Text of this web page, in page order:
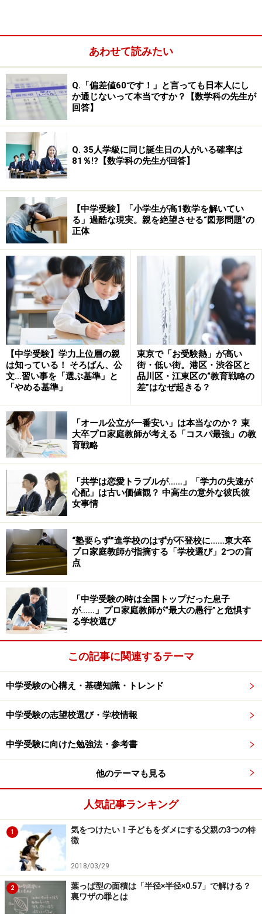
実物の入試問題で演習した方がいい理由
筆者が経営する千葉県柏市の塾では、毎年中学入試終了
後に各中学校（100校超）から入試問題を送付してもら
い、それらをデータベース化して教材を作成していま
す。
直近5年分程度は紙ベースでファイル保管し、難関中の
実物入試問題（首都圏御三家・有名中学、灘、ラ・サー
えています。
それらの国語問題の出典元をエクセルに入力し、そのリ
ストと実物の入試問題、そして声の教育社が出版してい
る過去30年分以上の過去問（赤本）、直近10年分の日能
研の銀本などを参考に国語の教材作成を行います。
小学6年生の塾生たちの秋の入試問題演習では、これら
実物入試問題のコピーを出力して入試本番と同じ環境で
演習してもらいます。下書きスペースのある・なしを確
認できるのは実物の入試問題だけであるため、12歳の子
どもが実物の入試問題で演習を行う効果は高いからで
2025年度の中学入試で最も出題された図書
12選
さて、前置きが長くなりましたが、本題に入ります。
弊塾の出典リストに基づいた2025年度入試の頻出作品は
以下の通りです。
※以下、エクセレントゼミナール調べ
1. 『わからない世界と向き合うために』（中屋敷均著 筑
摩書房 2024年2月刊）
わからない世界と向き合うために (ちくまプリマー新
書)
市川（1回）、甲陽学院（1日目）、東大寺学園、立教女
学院、鷗友学園（1回）、淑徳与野（2回）、跡見（特待
2回）、山脇（A）、高輪（A）、昭和秀英（1回）、茗溪
（2回）などで出題。
2. 『あの空の色がほしい』（蟹江杏著 河出書房新社
あわせて読みたい
Q.「偏差値60です！」と言っても日本人にし
か通じないって本当ですか？【数学科の先生が
回答】
Q. 35人学級に同じ誕生日の人がいる確率は
81％!?【数学科の先生が回答】
【中学受験】「小学生が高1数学を解いてい
る」過酷な現実。親を絶望させる“図形問題”の
正体
【中学受験】学力上位層の親
は知っている！ そろばん、公
文…習い事を「選ぶ基準」と
「やめる基準」
東京で「お受験熱」が高い
街・低い街。港区・渋谷区と
品川区・江東区の“教育戦略の
差”はなぜ起きる？
「オール公立が一番安い」は本当なのか？ 東
大卒プロ家庭教師が考える「コスパ最強」の教
育戦略
「共学は恋愛トラブルが……」「学力の失速が
心配」は古い価値観？ 中高生の意外な彼氏彼
女事情
“塾要らず”進学校のはずが不登校に……東大卒
プロ家庭教師が指摘する「学校選び」2つの盲
点
「中学受験の時は全国トップだった息子
が……」プロ家庭教師が“最大の愚行”と危惧す
る学校選び
この記事に関連するテーマ
中学受験の心構え・基礎知識・トレンド
中学受験の志望校選び・学校情報
中学受験に向けた勉強法・参考書
他のテーマも見る
人気記事ランキング
1
気をつけたい！子どもをダメにする父親の3つの特
徴
2018/03/29
2
葉っぱ型の面積は「半径×半径×0.57」で解ける？
裏ワザの罪とは